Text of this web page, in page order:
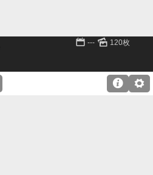
📅 --- 🌄 120枚
⚙
